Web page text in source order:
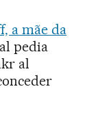
a mãe da
pedia
al